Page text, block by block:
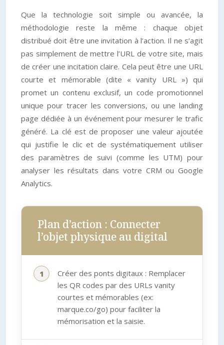
Que la technologie soit simple ou avancée, la
méthodologie reste la même : chaque objet
distribué doit être une invitation à l’action. Il ne s’agit
pas simplement de mettre l’URL de votre site, mais
de créer une incitation claire. Cela peut être une URL
courte et mémorable (dite « vanity URL ») qui
promet un contenu exclusif, un code promotionnel
unique pour tracer les conversions, ou une landing
page dédiée à un événement pour mesurer le trafic
généré. La clé est de proposer une valeur ajoutée
qui justifie le clic et de systématiquement utiliser
des paramètres de suivi (comme les UTM) pour
analyser les résultats dans votre CRM ou Google
Analytics.
Plan d’action : Connecter
l’objet physique au digital
Créer des ponts digitaux : Remplacer
les QR codes par des URLs vanity
courtes et mémorables (ex:
marque.co/go) pour faciliter la
mémorisation et la saisie.